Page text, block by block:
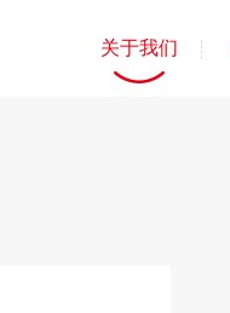
关于我们